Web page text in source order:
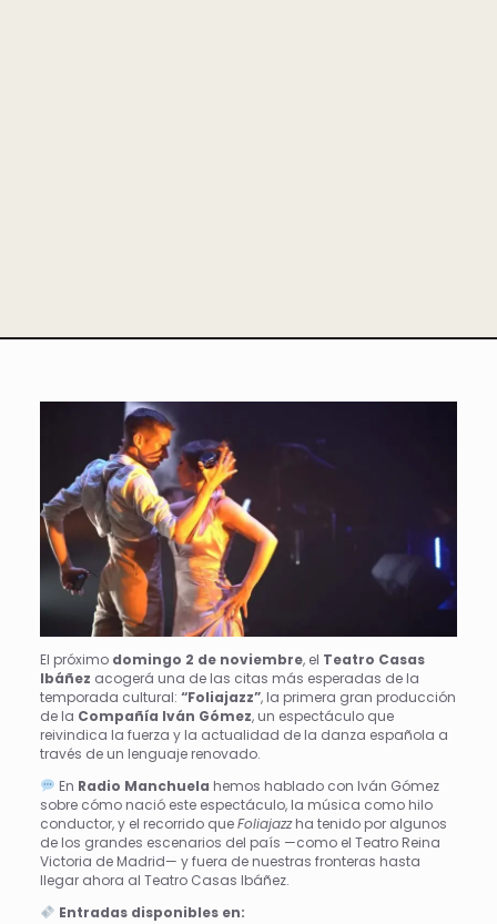
El próximo domingo 2 de noviembre, el Teatro Casas
Ibáñez acogerá una de las citas más esperadas de la
temporada cultural: “Foliajazz”, la primera gran producción
de la Compañía Iván Gómez, un espectáculo que
reivindica la fuerza y la actualidad de la danza española a
través de un lenguaje renovado.
En Radio Manchuela hemos hablado con Iván Gómez
sobre cómo nació este espectáculo, la música como hilo
conductor, y el recorrido queFoliajazzha tenido por algunos
de los grandes escenarios del país —como el Teatro Reina
Victoria de Madrid— y fuera de nuestras fronteras hasta
llegar ahora al Teatro Casas Ibáñez.
Entradas disponibles en: